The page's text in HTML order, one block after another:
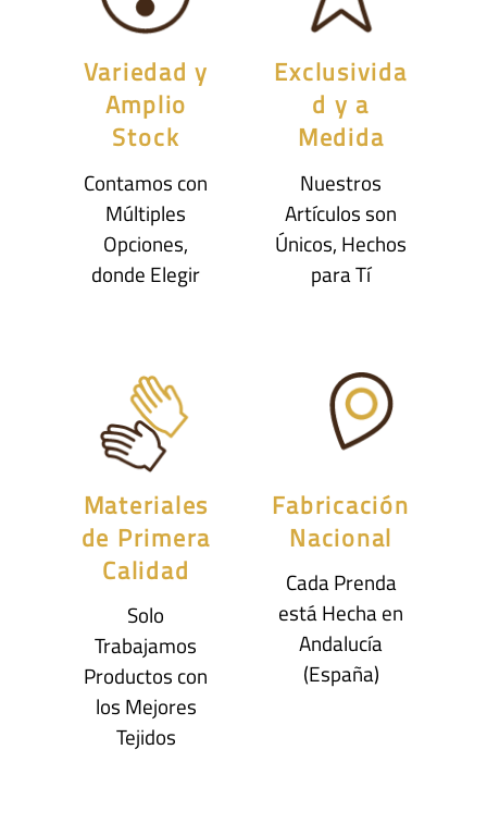
Variedad y
Amplio
Stock
Contamos con
Múltiples
Opciones,
donde Elegir
Exclusivida
d y a
Medida
Nuestros
Artículos son
Únicos, Hechos
para Tí
Materiales
de Primera
Calidad
Solo
Trabajamos
Productos con
los Mejores
Tejidos
Fabricación
Nacional
Cada Prenda
está Hecha en
Andalucía
(España)